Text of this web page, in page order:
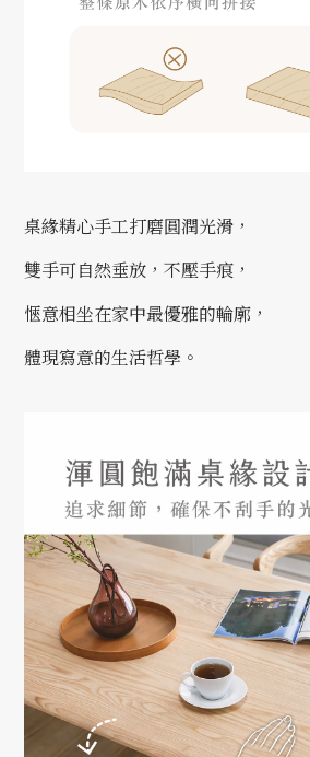
桌緣精心手工打磨圓潤光滑，
雙手可自然垂放，不壓手痕，
愜意相坐在家中最優雅的輪廓，
體現寫意的生活哲學。